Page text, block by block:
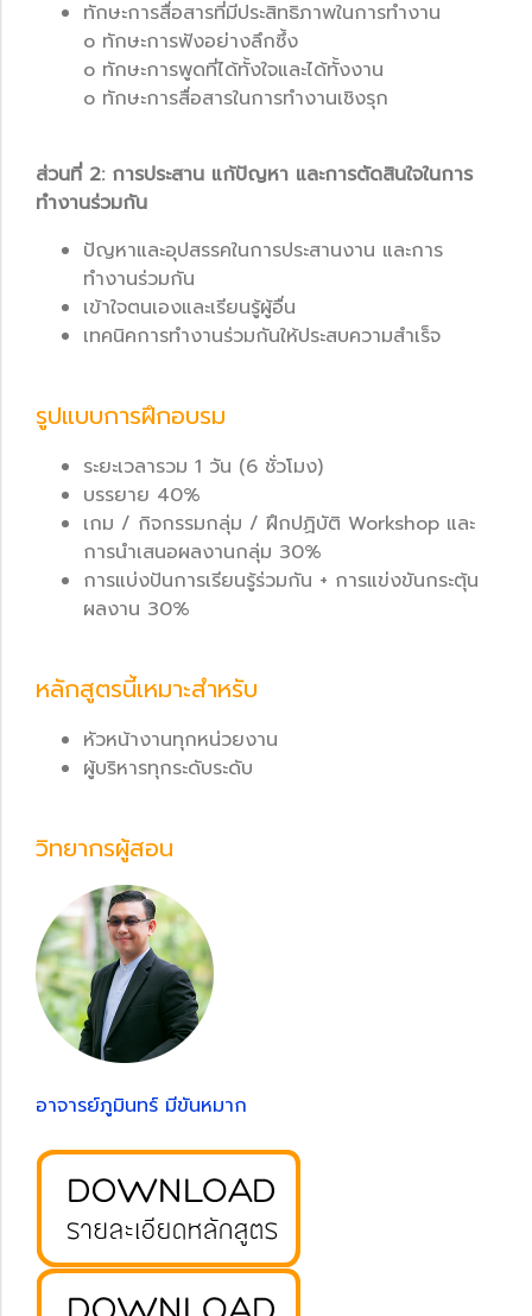
ทักษะการสื่อสารที่มีประสิทธิภาพในการทำงาน
o ทักษะการฟังอย่างลึกซึ้ง
o ทักษะการพูดที่ได้ทั้งใจและได้ทั้งงาน
o ทักษะการสื่อสารในการทำงานเชิงรุก
ส่วนที่ 2: การประสาน แก้ปัญหา และการตัดสินใจในการ
ทำงานร่วมกัน
ปัญหาและอุปสรรคในการประสานงาน และการ
ทำงานร่วมกัน
เข้าใจตนเองและเรียนรู้ผู้อื่น
เทคนิคการทำงานร่วมกันให้ประสบความสำเร็จ
รูปแบบการฝึกอบรม
ระยะเวลารวม 1 วัน (6 ชั่วโมง)
บรรยาย 40%
เกม / กิจกรรมกลุ่ม / ฝึกปฏิบัติ Workshop และ
การนำเสนอผลงานกลุ่ม 30%
การแบ่งปันการเรียนรู้ร่วมกัน + การแข่งขันกระตุ้น
ผลงาน 30%
หลักสูตรนี้เหมาะสำหรับ
หัวหน้างานทุกหน่วยงาน
ผู้บริหารทุกระดับระดับ
วิทยากรผู้สอน
อาจารย์ภูมินทร์ มีขันหมาก